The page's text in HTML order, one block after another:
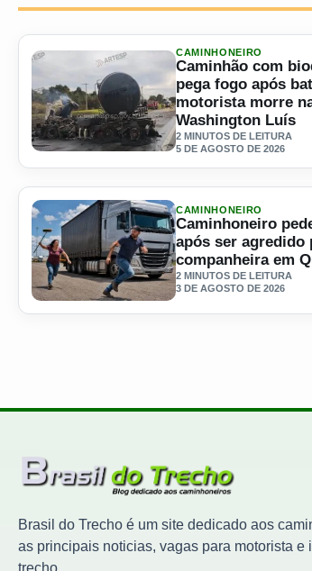
Ler materia: Caminhão com biodiesel
CAMINHONEIRO
Caminhão com
pega fogo após
motorista morre
Washington Luís
2 MINUTOS DE LEITURA
5 DE AGOSTO DE 2026
Ler materia: Caminhoneiro pede socorro
CAMINHONEIRO
Caminhoneiro
após ser agredido
companheira em
2 MINUTOS DE LEITURA
3 DE AGOSTO DE 2026
Brasil do Trecho é um site dedicado aos
as principais noticias, vagas para motorista e
trecho.